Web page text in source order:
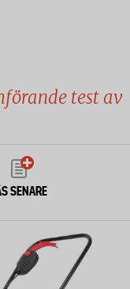
test av
SENARE